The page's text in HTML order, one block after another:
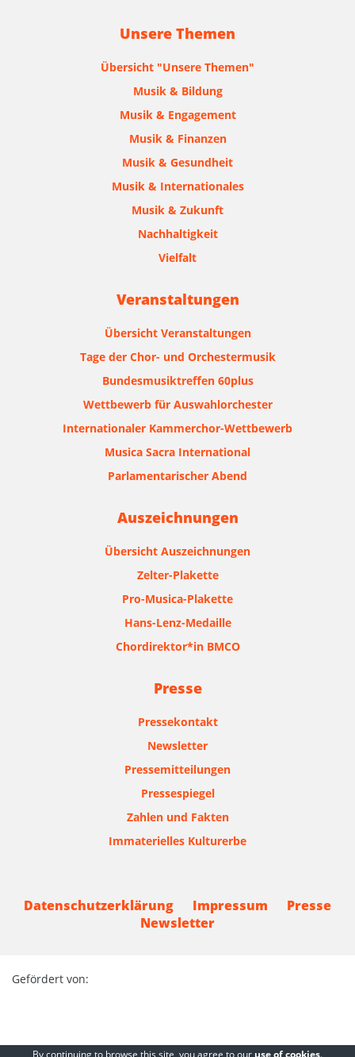
Unsere Themen
Übersicht "Unsere Themen"
Musik & Bildung
Musik & Engagement
Musik & Finanzen
Musik & Gesundheit
Musik & Internationales
Musik & Zukunft
Nachhaltigkeit
Vielfalt
Veranstaltungen
Übersicht Veranstaltungen
Tage der Chor- und Orchestermusik
Bundesmusiktreffen 60plus
Wettbewerb für Auswahlorchester
Internationaler Kammerchor-Wettbewerb
Musica Sacra International
Parlamentarischer Abend
Auszeichnungen
Übersicht Auszeichnungen
Zelter-Plakette
Pro-Musica-Plakette
Hans-Lenz-Medaille
Chordirektor*in BMCO
Presse
Pressekontakt
Newsletter
Pressemitteilungen
Pressespiegel
Zahlen und Fakten
Immaterielles Kulturerbe
Datenschutzerklärung Impressum
Presse
Newsletter
Gefördert von:
By continuing to browse this site, you agree to our use of cookies.